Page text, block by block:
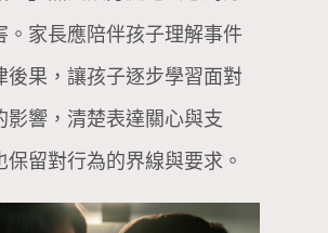
。家長應陪伴孩子理解事件
後果，讓孩子逐步學習面對
影響，清楚表達關心與支
保留對行為的界線與要求。